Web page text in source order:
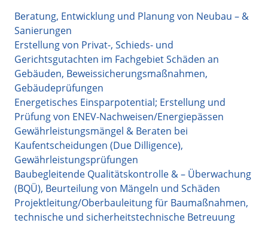
Beratung, Entwicklung und Planung von Neubau – &
Sanierungen
Erstellung von Privat-, Schieds- und
Gerichtsgutachten im Fachgebiet Schäden an
Gebäuden, Beweissicherungsmaßnahmen,
Gebäudeprüfungen
Energetisches Einsparpotential; Erstellung und
Prüfung von ENEV-Nachweisen/Energiepässen
Gewährleistungsmängel & Beraten bei
Kaufentscheidungen (Due Dilligence),
Gewährleistungsprüfungen
Baubegleitende Qualitätskontrolle & – Überwachung
(BQÜ), Beurteilung von Mängeln und Schäden
Projektleitung/Oberbauleitung für Baumaßnahmen,
technische und sicherheitstechnische Betreuung